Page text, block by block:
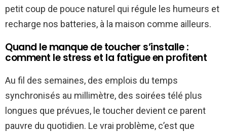
petit coup de pouce naturel qui régule les humeurs et
recharge nos batteries, à la maison comme ailleurs.
Quand le manque de toucher s’installe :
comment le stress et la fatigue en profitent
Au fil des semaines, des emplois du temps
synchronisés au millimètre, des soirées télé plus
longues que prévues, le toucher devient ce parent
pauvre du quotidien. Le vrai problème, c’est que